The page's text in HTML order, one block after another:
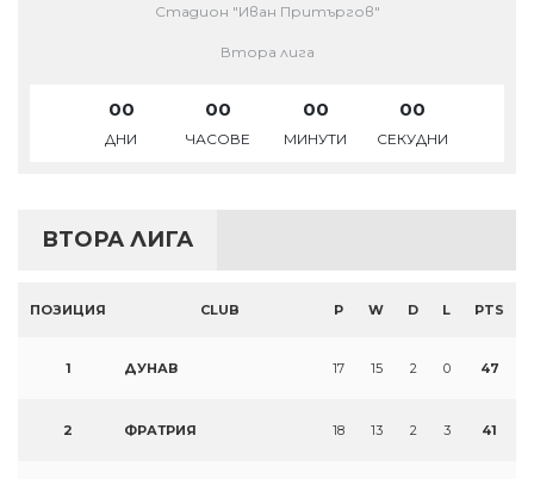
Стадион "Иван Притъргов"
Втора лига
00
ДНИ
00
ЧАСОВЕ
00
МИНУТИ
00
СЕКУДНИ
ВТОРА ЛИГА
ПОЗИЦИЯ CLUB P W D L PTS
1 ДУНАВ 17 15 2 0 47
2 ФРАТРИЯ 18 13 2 3 41